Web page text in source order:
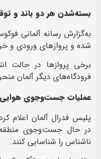
بسته‌شدن هر دو باند و
به‌گزارش رسانه آلمانی
شده و پروازهای ورودی و
برخی پروازها در حالت
فرودگاه‌های دیگر آلمان
عملیات جست‌وجوی هوایی
پلیس فدرال آلمان اعلام
در حال جست‌وجوی
ناشناس را شناسایی کنند.